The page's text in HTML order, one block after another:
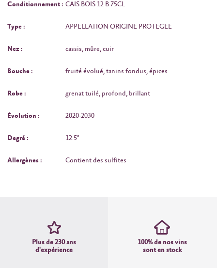
Conditionnement : CAIS.BOIS 12 B 75CL
Type : APPELLATION ORIGINE PROTEGEE
Nez : cassis, mûre, cuir
Bouche : fruité évolué, tanins fondus, épices
Robe : grenat tuilé, profond, brillant
Évolution : 2020-2030
Degré : 12.5°
Allergènes : Contient des sulfites
Plus de 230 ans
d'expérience
100% de nos vins
sont en stock